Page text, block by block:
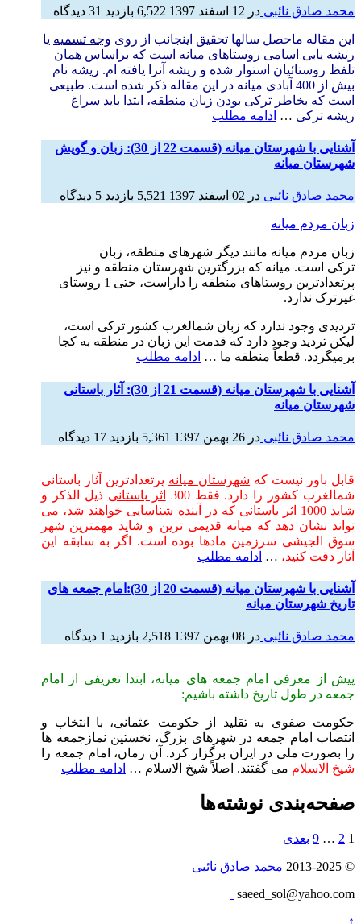
محمد صادق نائبی در 12 اسفند 1397 6,522 بازدید 31 دیدگاه
این مقاله ماحصل سالها تحقیق اینجانب از روی وجه تسمیه یا
ریشه یابی اسامی روستاهای میانه است که براساس همان
تلفظ روستائیان استوار شده و ریشه آنرا یافته ام. ریشه نام
بیش از 400 آبادی میانه در این مقاله ذکر شده است. طبیعی
است که بخاطر ترکی بودن زبان منطقه، ابتدا باید سراغ
ریشه ترکی … ادامه مطلب
آشنایی با شهرستان میانه (قسمت 22 از 30): زبان و گویش
شهرستان میانه
محمد صادق نائبی در 02 اسفند 1397 5,521 بازدید 5 دیدگاه
زبان مردم میانه
زبان مردم میانه مانند دیگر شهرهای منطقه، زبان
تركی است. میانه که بزرگترین شهرستان منطقه و نیز
پرتعدادترین روستاهای منطقه را داراست، حتی 1 روستای
غیرترک ندارد.
تردیدی وجود ندارد که زبان شمالغرب کشور ترکی است،
لیکن تردید وجود دارد که قدمت این زبان در منطقه به کجا
برمیگردد. قطعاً منطقه ما … ادامه مطلب
آشنایی با شهرستان میانه (قسمت 21 از 30): آثار باستانی
شهرستان میانه
محمد صادق نائبی در 26 بهمن 1397 5,361 بازدید 17 دیدگاه
قابل باور نیست که شهرستان میانه پرتعدادترین آثار باستانی
شمالغرب کشور را دارد. فقط 300
اثر باستانی ذیل الذکر و
شاید 1000 اثر باستانی که در آینده شناسایی خواهند شد، می
تواند نشان دهد که میانه قدیمی ترین و شاید مهمترین شهر
سوق الجیشی سرزمین مادها بوده است. اگر به سابقه این
آثار دقت کنید، … ادامه مطلب
آشنایی با شهرستان میانه (قسمت 20 از 30):امام جمعه های
تاریخ شهرستان میانه
محمد صادق نائبی در 08 بهمن 1397 2,518 بازدید 1 دیدگاه
پیش از معرفی امام جمعه های میانه، ابتدا تعریفی از امام
جمعه در طول تاریخ داشته باشیم:
حکومت صفوی به تقلید از حکومت عثمانی، با انتخاب و
انتصاب امام جمعه در شهرهای بزرگ، نخستین نمازجمعه ها
را بصورت ملی در ایران برگزار کرد. آن زمان، امام جمعه را
شیخ الاسلام می گفتند. اصلاً شیخ الاسلام … ادامه مطلب
صفحه‌بندی نوشته‌ها
1
2
…
9 بعدی
© 2013-2025
محمد صادق نائبی
saeed_sol@yahoo.com